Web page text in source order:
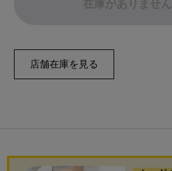
在庫がありません